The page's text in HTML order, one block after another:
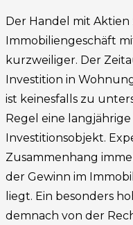
Der Handel mit Aktien
Immobiliengeschäft
kurzweiliger. Der
Investition in
ist keinesfalls zu
Regel eine
Investitionsobjekt.
Zusammenhang
der Gewinn im
liegt. Ein besonders
demnach von der